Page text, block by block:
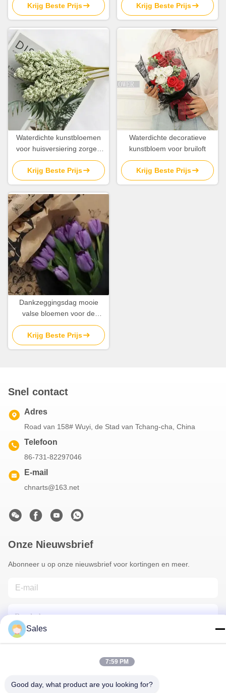
Krijg Beste Prijs
Krijg Beste Prijs
Waterdichte kunstbloemen
voor huisversiering zorgen
voor een rustige sfeer
Krijg Beste Prijs
Waterdichte decoratieve
kunstbloem voor bruiloft
Krijg Beste Prijs
Dankzeggingsdag mooie
valse bloemen voor de
versiering
Krijg Beste Prijs
Snel contact
Adres
Road van 158# Wuyi, de Stad van Tchang-cha, China
Telefoon
86-731-82297046
E-mail
chnarts@163.net
Onze Nieuwsbrief
Abonneer u op onze nieuwsbrief voor kortingen en meer.
Sales
7:59 PM
Good day, what product are you looking for?